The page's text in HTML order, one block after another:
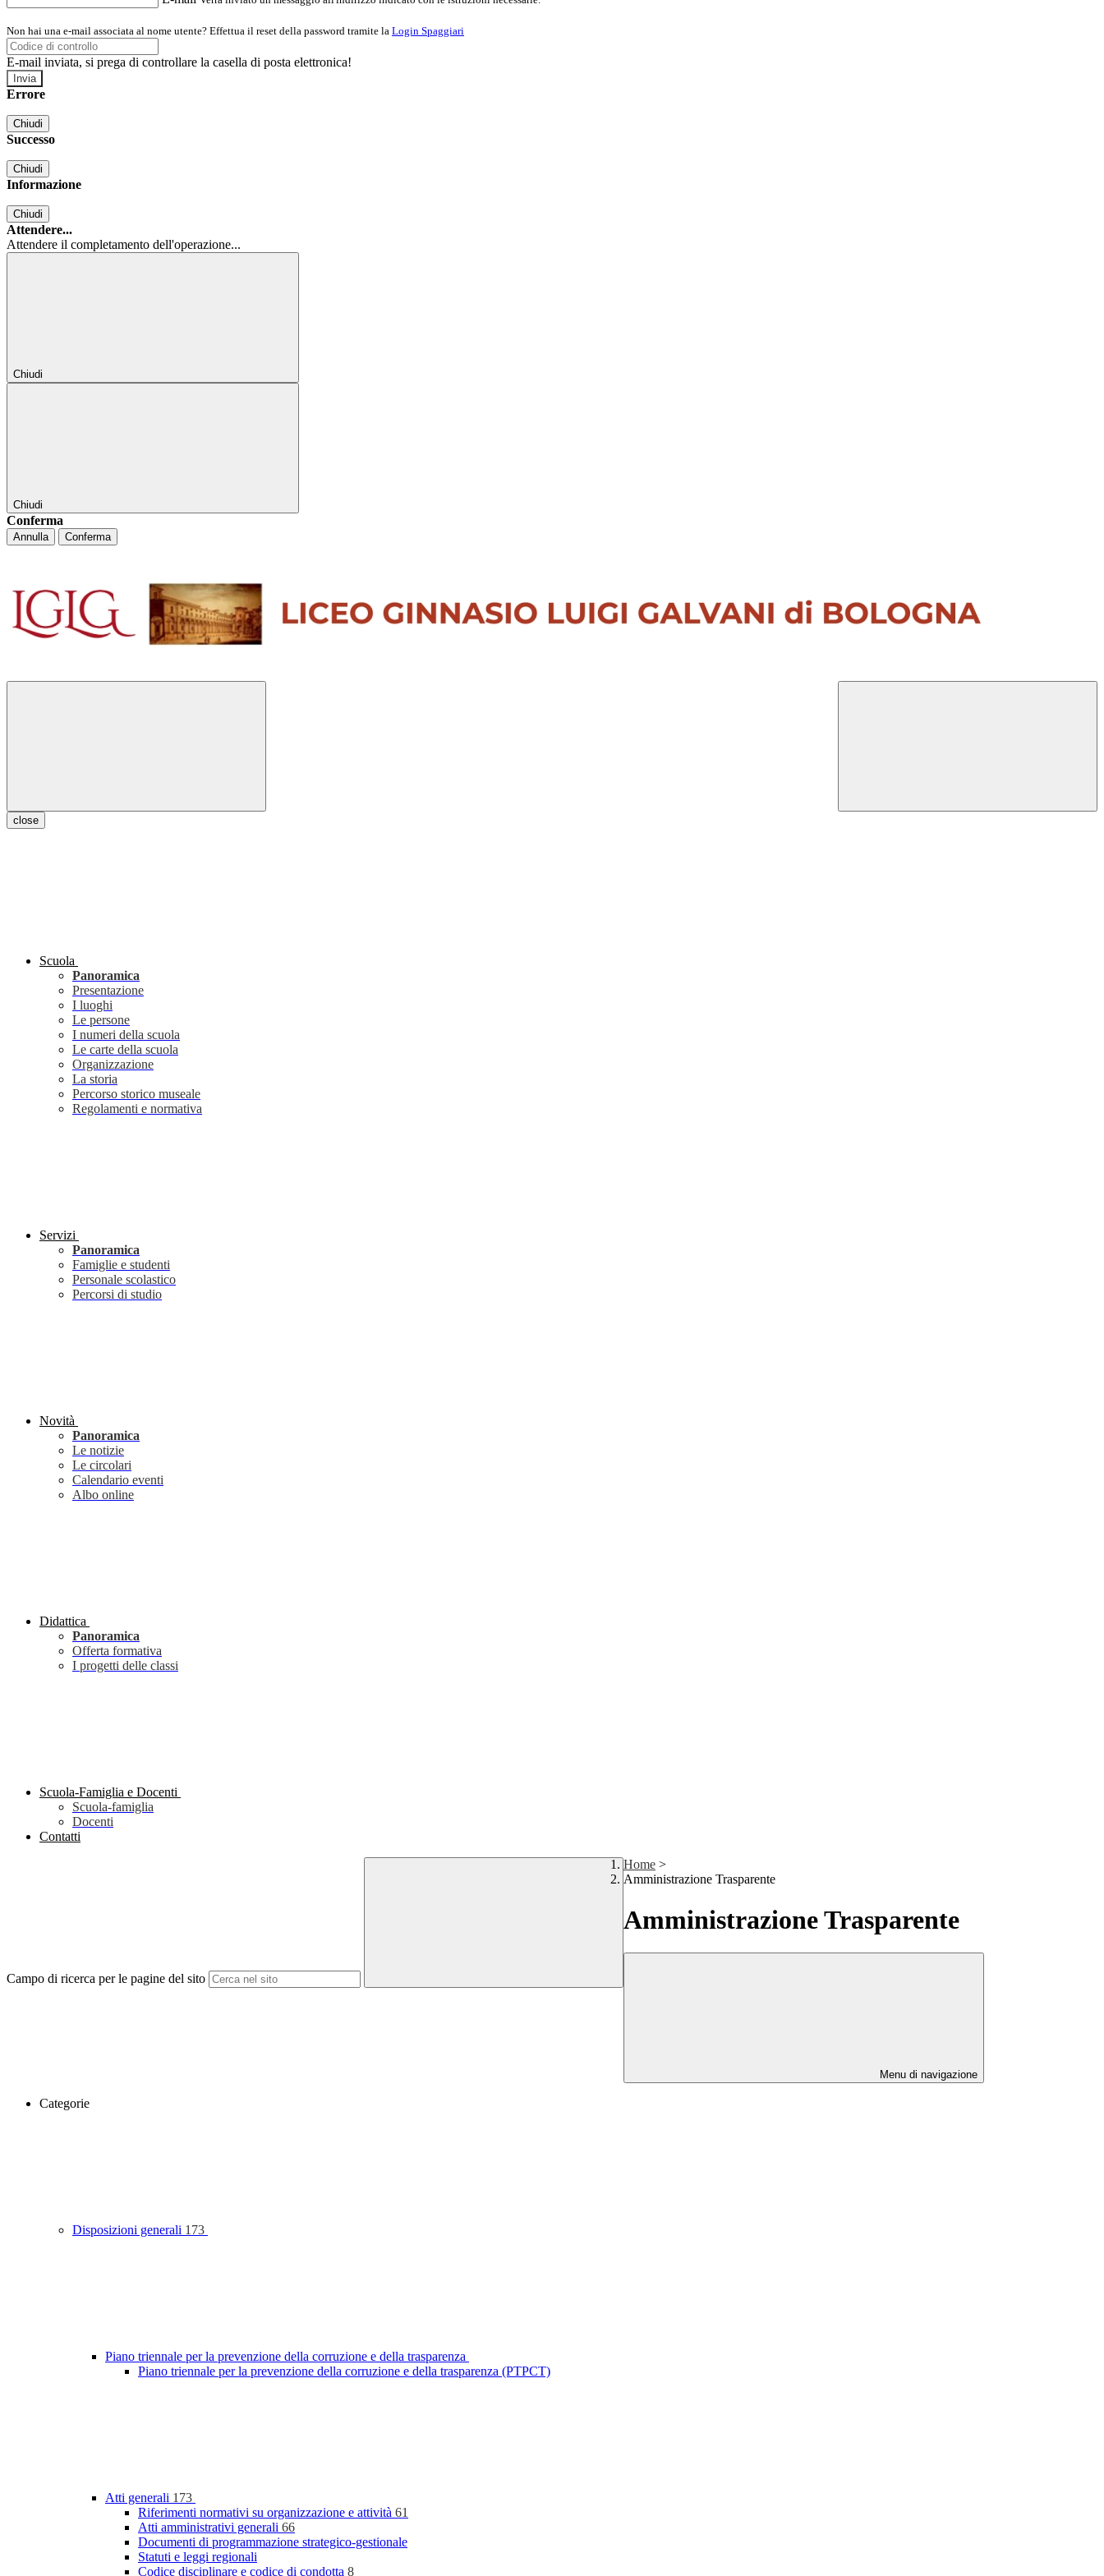
Non hai una e-mail associata al nome utente? Effettua il reset della password tramite la Login Spaggiari
E-mail inviata, si prega di controllare la casella di posta elettronica!
Errore
Chiudi
Successo
Chiudi
Informazione
Chiudi
Attendere...
Attendere il completamento dell'operazione...
Chiudi
Chiudi
Conferma
Annulla Conferma
close
Scuola
Panoramica
Presentazione
I luoghi
Le persone
I numeri della scuola
Le carte della scuola
Organizzazione
La storia
Percorso storico museale
Regolamenti e normativa
Servizi
Panoramica
Famiglie e studenti
Personale scolastico
Percorsi di studio
Novità
Panoramica
Le notizie
Le circolari
Calendario eventi
Albo online
Didattica
Panoramica
Offerta formativa
I progetti delle classi
Scuola-Famiglia e Docenti
Scuola-famiglia
Docenti
Contatti
Campo di ricerca per le pagine del sito
Home >
Amministrazione Trasparente
Amministrazione Trasparente
Menu di navigazione
Categorie
Disposizioni generali 173
Piano triennale per la prevenzione della corruzione e della trasparenza
Piano triennale per la prevenzione della corruzione e della trasparenza (PTPCT)
Atti generali 173
Riferimenti normativi su organizzazione e attività 61
Atti amministrativi generali 66
Documenti di programmazione strategico-gestionale
Statuti e leggi regionali
Codice disciplinare e codice di condotta 8